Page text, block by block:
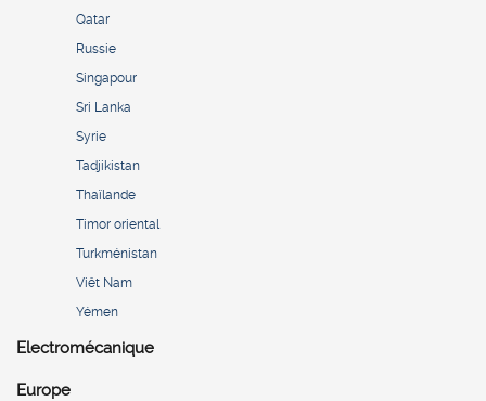
Qatar
Russie
Singapour
Sri Lanka
Syrie
Tadjikistan
Thaïlande
Timor oriental
Turkménistan
Viêt Nam
Yémen
Electromécanique
Europe